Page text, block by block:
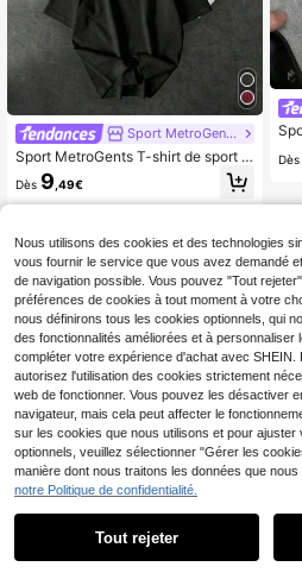
Sport MetroGents
Sport MetroGents T-shirt de sport à
manches courtes avec imprimé étoi
les et lune pour hommes, salle de g
ym
Dès 9 ,49€
é
Dès
Nous utilisons des cookies et des technologies
vous fournir le service que vous avez demandé
de navigation possible. Vous pouvez "Tout
préférences de cookies à tout moment à votre
nous définirons tous les cookies optionnels, qui
des fonctionnalités améliorées et à personnaliser
compléter votre expérience d'achat avec SHEIN.
autorisez l'utilisation des cookies strictement
web de fonctionner. Vous pouvez les désactiver
navigateur, mais cela peut affecter le
sur les cookies que nous utilisons et pour
optionnels, veuillez sélectionner "Gérer les
manière dont nous traitons les données que nous
notre Politique de confidentialité.
Tout rejeter